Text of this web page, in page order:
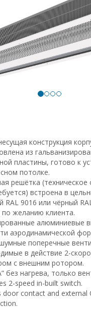
конструкция
из
пластины, готово к
потолке.
решётка (техническое
встроена в
RAL 9016 или чёрный
по желанию клиента.
алюминиевые
аэродинамической
поперечные
в действие 2-
с внешним ротором.
без нагрева, только
2-speed in-built switch.
door contact and external